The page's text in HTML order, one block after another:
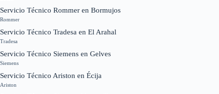
Servicio Técnico Rommer en Bormujos
Rommer
Servicio Técnico Tradesa en El Arahal
Tradesa
Servicio Técnico Siemens en Gelves
Siemens
Servicio Técnico Ariston en Écija
Ariston